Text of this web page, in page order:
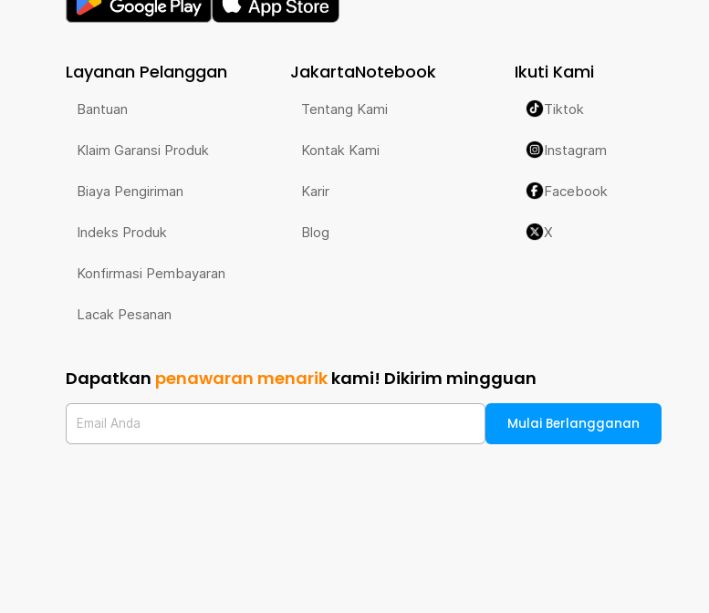
Layanan Pelanggan
Bantuan
Klaim Garansi Produk
Biaya Pengiriman
Indeks Produk
Konfirmasi Pembayaran
Lacak Pesanan
JakartaNotebook
Tentang Kami
Kontak Kami
Karir
Blog
Ikuti Kami
Tiktok
Instagram
Facebook
X
Dapatkan penawaran menarik kami! Dikirim mingguan
Email Anda Mulai Berlangganan